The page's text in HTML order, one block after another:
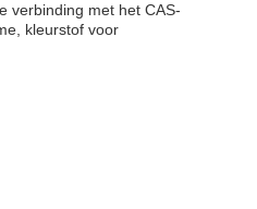
verbinding met het CAS-
kleurstof voor